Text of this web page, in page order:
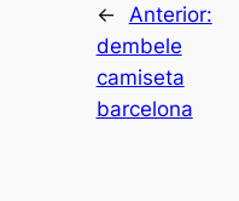
←
Anterior:
dembele
camiseta
barcelona